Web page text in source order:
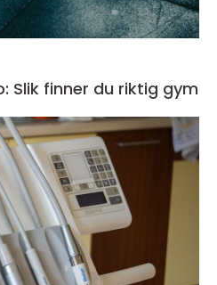
Slik finner du riktig gym